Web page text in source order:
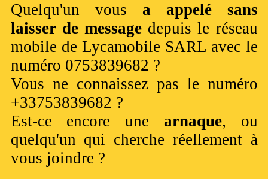
Quelqu'un vous a appelé sans
laisser de messagedepuis le réseau
mobile de Lycamobile SARL avec le
numéro 0753839682 ?
Vous ne connaissez pas le numéro
+33753839682 ?
Est-ce encore une arnaque, ou
quelqu'un qui cherche réellement à
vous joindre ?